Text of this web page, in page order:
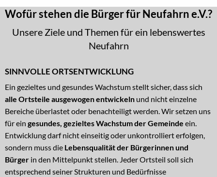
Wofür stehen die Bürger für Neufahrn e.V.?
Unsere Ziele und Themen für ein lebenswertes
Neufahrn
SINNVOLLE ORTSENTWICKLUNG
Ein gezieltes und gesundes Wachstum stellt sicher, dass sich
alle Ortsteile ausgewogen entwickeln und nicht einzelne
Bereiche überlastet oder benachteiligt werden. Wir setzen uns
für ein gesundes, gezieltes Wachstum der Gemeinde ein.
Entwicklung darf nicht einseitig oder unkontrolliert erfolgen,
sondern muss die Lebensqualität der Bürgerinnen und
Bürger in den Mittelpunkt stellen. Jeder Ortsteil soll sich
entsprechend seiner Strukturen und Bedürfnisse